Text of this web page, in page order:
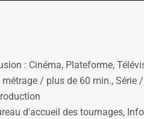
: Cinéma, Plateforme,
métrage / plus de 60 min., Série
d'accueil des tournages,